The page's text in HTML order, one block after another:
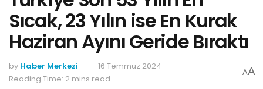
Sıcak, 23 Yılın ise En Kurak
Haziran Ayını Geride Bıraktı
by Haber Merkezi
16 Temmuz 2024
Reading Time: 2 mins read
AA